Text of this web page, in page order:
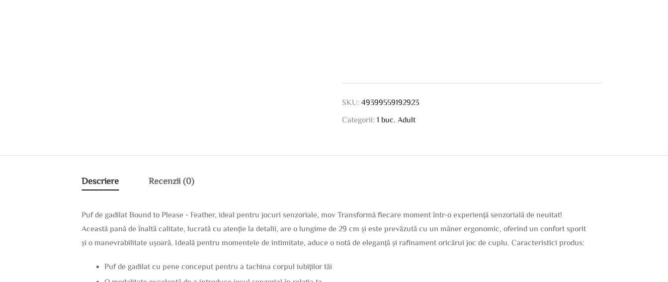
SKU:49399559192923
Categorii:1 buc Adult
Descriere Recenzii (0)
Puf de gadilat Bound to Please - Feather, ideal pentru jocuri senzoriale, mov Transformă fiecare moment într-o experiență senzorială de neuitat!
Această pană de înaltă calitate, lucrată cu atenție la detalii, are o lungime de 29 cm și este prevăzută cu un mâner ergonomic, oferind un confort sporit
și o manevrabilitate ușoară. Ideală pentru momentele de intimitate, aduce o notă de eleganță și rafinament oricărui joc de cuplu. Caracteristici produs:
Puf de gadilat cu pene conceput pentru a tachina corpul iubiților tăi